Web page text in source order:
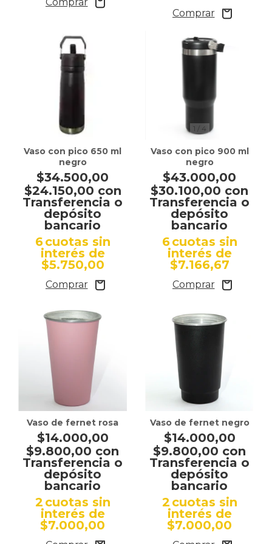
Vaso con pico 650 ml
negro
$34.500,00
$24.150,00 con
Transferencia o
depósito
bancario
6cuotas sin
interés de
$5.750,00
1 / 4
Vaso con pico 900 ml
negro
$43.000,00
$30.100,00 con
Transferencia o
depósito
bancario
6cuotas sin
interés de
$7.166,67
Vaso de fernet rosa
$14.000,00
$9.800,00 con
Transferencia o
depósito
bancario
2 cuotas sin
interés de
$7.000,00
Vaso de fernet negro
$14.000,00
$9.800,00 con
Transferencia o
depósito
bancario
2 cuotas sin
interés de
$7.000,00